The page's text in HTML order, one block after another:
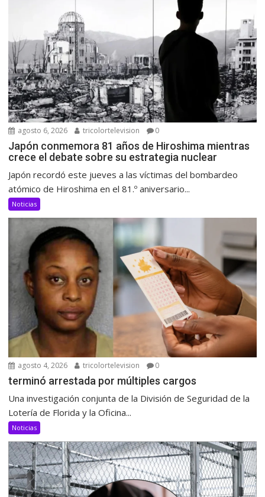
agosto 6, 2026 tricolortelevision 0
Japón conmemora 81 años de Hiroshima mientras
crece el debate sobre su estrategia nuclear
Japón recordó este jueves a las víctimas del bombardeo
atómico de Hiroshima en el 81.º aniversario...
Noticias
agosto 4, 2026 tricolortelevision 0
terminó arrestada por múltiples cargos
Una investigación conjunta de la División de Seguridad de la
Lotería de Florida y la Oficina...
Noticias